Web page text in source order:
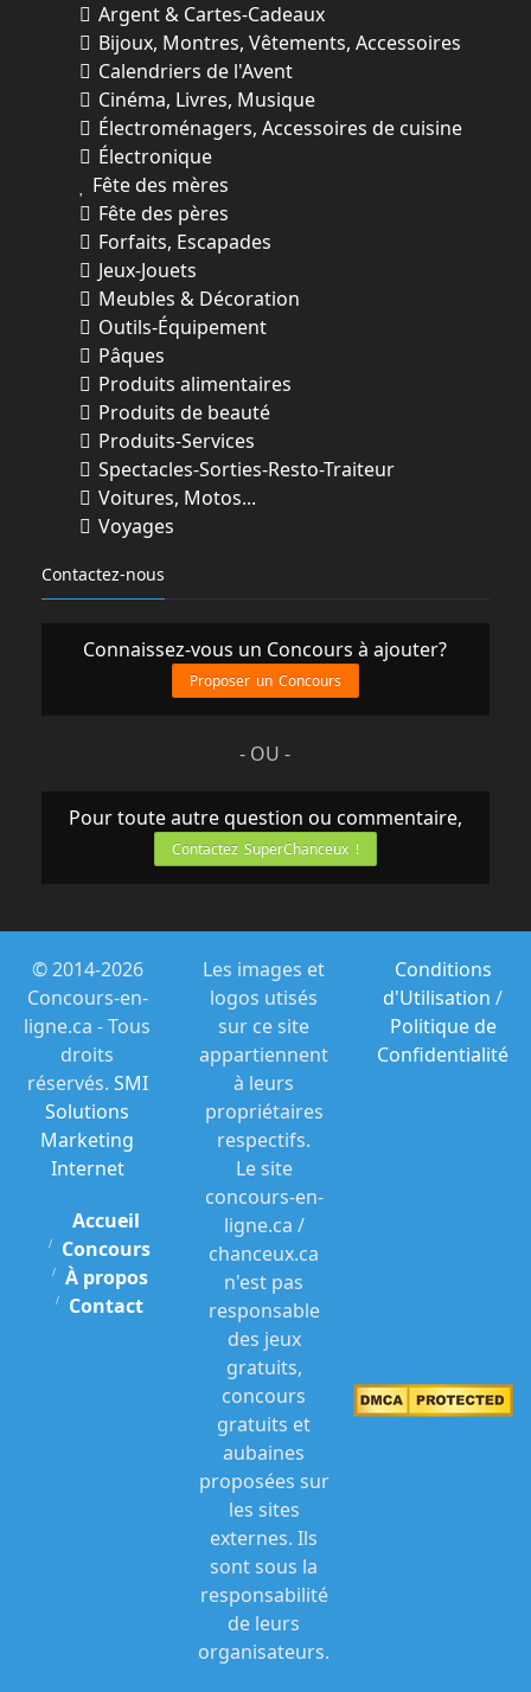
Argent & Cartes-Cadeaux
Bijoux, Montres, Vêtements, Accessoires
Calendriers de l'Avent
Cinéma, Livres, Musique
Électroménagers, Accessoires de cuisine
Électronique
Fête des mères
Fête des pères
Forfaits, Escapades
Jeux-Jouets
Meubles & Décoration
Outils-Équipement
Pâques
Produits alimentaires
Produits de beauté
Produits-Services
Spectacles-Sorties-Resto-Traiteur
Voitures, Motos...
Voyages
Contactez-nous
Connaissez-vous un Concours à ajouter?
Proposer un Concours
- OU -
Pour toute autre question ou commentaire,
Contactez SuperChanceux !
© 2014-2026
Concours-en-
ligne.ca - Tous
droits
réservés. SMI
Solutions
Marketing
Internet
Accueil
Concours
À propos
Contact
Les images et
logos utisés
sur ce site
appartiennent
à leurs
propriétaires
respectifs.
Le site
concours-en-
ligne.ca /
chanceux.ca
n'est pas
responsable
des jeux
gratuits,
concours
gratuits et
aubaines
proposées sur
les sites
externes. Ils
sont sous la
responsabilité
de leurs
organisateurs.
Conditions
d'Utilisation /
Politique de
Confidentialité